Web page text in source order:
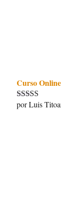
Curso
Valorado con
por Luis